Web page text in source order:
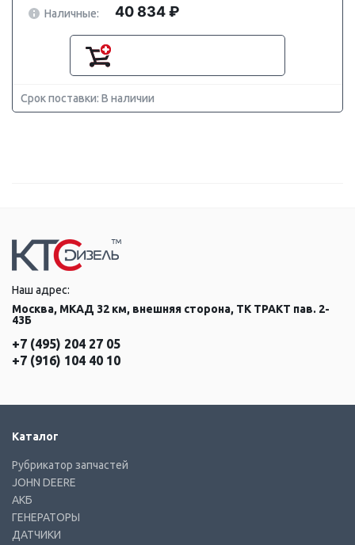
Наличные:
40 834 ₽
Срок поставки: В наличии
Наш адрес:
Москва, МКАД 32 км, внешняя сторона, ТК ТРАКТ пав. 2-
43Б
+7 (495) 204 27 05
+7 (916) 104 40 10
Каталог
Рубрикатор запчастей
JOHN DEERE
АКБ
ГЕНЕРАТОРЫ
ДАТЧИКИ